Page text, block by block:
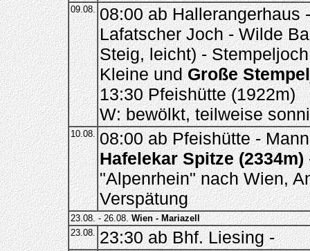
09.08. 08:00 ab Hallerangerhaus
Lafatscher Joch - Wilde
Steig, leicht) -
Kleine undGroße
13:30 Pfeishütte (1922m)
W: bewölkt, teilweise
10.08. 08:00 ab Pfeishütte -
Hafelekar Spitze (2334m)
"Alpenrhein" nach Wien,
Verspätung
23.08. - 26.08.Wien - Mariazell
23.08. 23:30 ab Bhf. Liesing -